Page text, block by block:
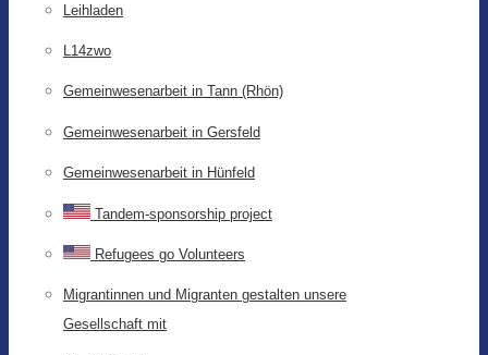
Leihladen
L14zwo
Gemeinwesenarbeit in Tann (Rhön)
Gemeinwesenarbeit in Gersfeld
Gemeinwesenarbeit in Hünfeld
Tandem-sponsorship project
Refugees go Volunteers
Migrantinnen und Migranten gestalten unsere
Gesellschaft mit